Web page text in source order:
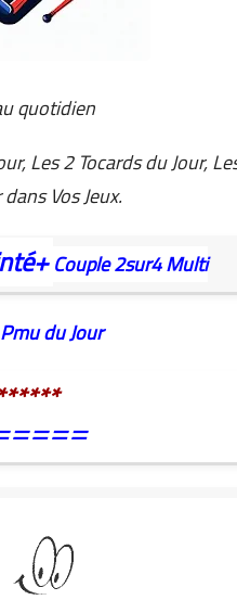
quotidien
Les 2 Tocards du Jour,
Vos Jeux.
Couple2sur4Multi
du Jour